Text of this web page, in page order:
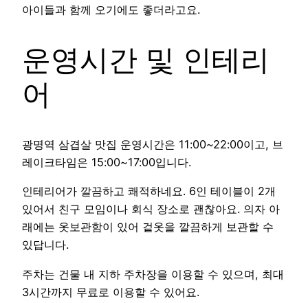
아이들과 함께 오기에도 좋더라고요.
운영시간 및 인테리
어
광명역 삼겹살 맛집 운영시간은 11:00~22:00이고, 브
레이크타임은 15:00~17:00입니다.
인테리어가 깔끔하고 쾌적하네요. 6인 테이블이 2개
있어서 친구 모임이나 회식 장소로 괜찮아요. 의자 아
래에는 옷보관함이 있어 겉옷을 깔끔하게 보관할 수
있답니다.
주차는 건물 내 지하 주차장을 이용할 수 있으며, 최대
3시간까지 무료로 이용할 수 있어요.